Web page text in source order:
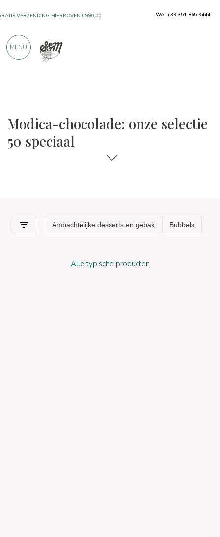
Modica-chocolade: onze selectie
50 speciaal
Alle typische producten
VERZENDING HIERBOVEN €990,00
PRODUCTEN VAN UITSTEKENDE
WA: +39 351 865 9444
MENU